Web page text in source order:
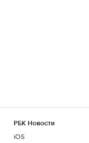
РБК Новости
iOS